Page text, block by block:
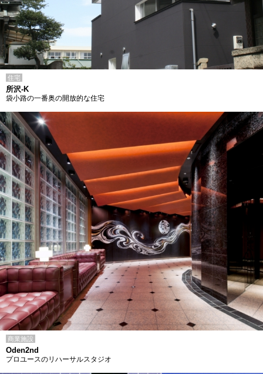
住宅
所沢-K
袋小路の一番奥の開放的な住宅
商業施設
Oden2nd
プロユースのリハーサルスタジオ